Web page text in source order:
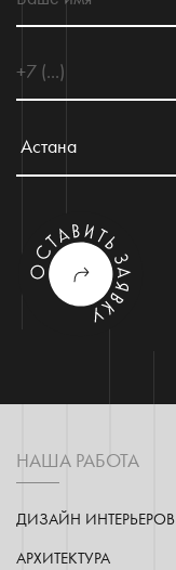
НАША РАБОТА
ДИЗАЙН ИНТЕРЬЕРОВ
АРХИТЕКТУРА